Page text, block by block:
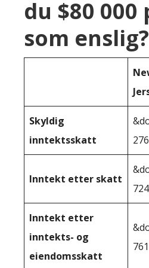
du $80 000
som enslig?
Skyldig
inntektsskatt
276
Inntekt etter skatt
724
Inntekt etter
inntekts- og
eiendomsskatt
761